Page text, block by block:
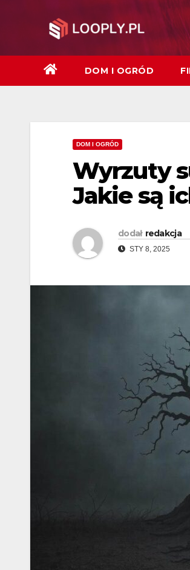
DOM I OGRÓD
DOM I OGRÓD
Wyrzuty
Jakie są
dodał redakcja
STY 8, 2025